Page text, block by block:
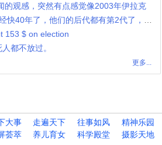
的观感，突然有点感觉像2003年伊拉克
153 $ on election
都不放过。
更多...
大事 走遍天下 往事如风 精神乐园
荟萃 养儿育女 科学殿堂 摄影天地